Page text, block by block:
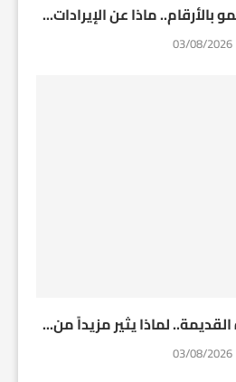
بالأرقام.. ماذا عن الإيرادات...
03/08/2026
لماذا يثير مزيداً من...
03/08/2026